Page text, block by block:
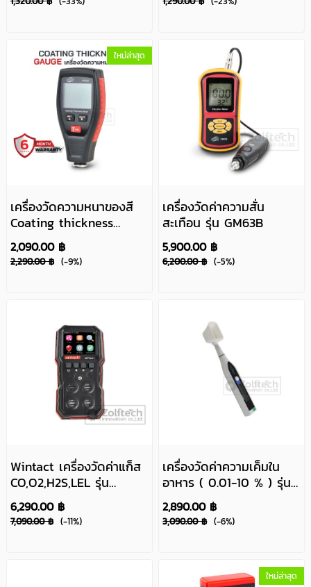
ใหม่ล่าสุด
เครื่องวัดความหนาของสี
Coating thickness
gauge รุ่น GT235
2,090.00 ฿
2,290.00 ฿ (-9%)
เครื่องวัดค่าความสั่น
สะเทือน รุ่น GM63B
5,900.00 ฿
6,200.00 ฿ (-5%)
Wintact เครื่องวัดค่าแก็ส
CO,O2,H2S,LEL รุ่น
WT8811
6,290.00 ฿
7,090.00 ฿ (-11%)
เครื่องวัดค่าความเค็มใน
อาหาร ( 0.01-10 % ) รุ่น
DSM - 10
2,890.00 ฿
3,090.00 ฿ (-6%)
ใหม่ล่าสุด